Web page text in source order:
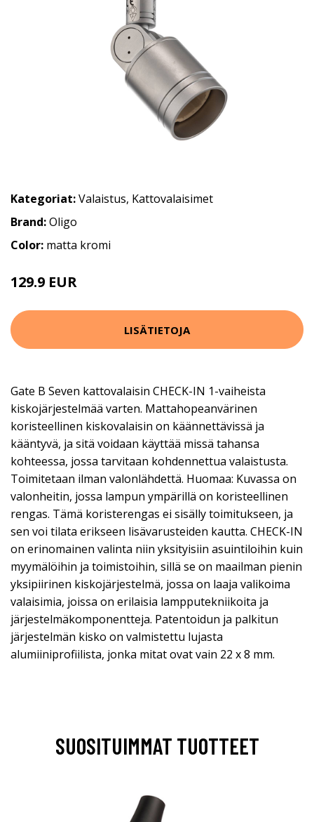
Kategoriat:Valaistus, Kattovalaisimet
Brand:Oligo
Color: matta kromi
129.9 EUR
LISÄTIETOJA
Gate B Seven kattovalaisin CHECK-IN 1-vaiheista
kiskojärjestelmää varten. Mattahopeanvärinen
koristeellinen kiskovalaisin on käännettävissä ja
kääntyvä, ja sitä voidaan käyttää missä tahansa
kohteessa, jossa tarvitaan kohdennettua valaistusta.
Toimitetaan ilman valonlähdettä. Huomaa: Kuvassa on
valonheitin, jossa lampun ympärillä on koristeellinen
rengas. Tämä koristerengas ei sisälly toimitukseen, ja
sen voi tilata erikseen lisävarusteiden kautta. CHECK-IN
on erinomainen valinta niin yksityisiin asuintiloihin kuin
myymälöihin ja toimistoihin, sillä se on maailman pienin
yksipiirinen kiskojärjestelmä, jossa on laaja valikoima
valaisimia, joissa on erilaisia lampputekniikoita ja
järjestelmäkomponentteja. Patentoidun ja palkitun
järjestelmän kisko on valmistettu lujasta
alumiiniprofiilista, jonka mitat ovat vain 22 x 8 mm.
SUOSITUIMMAT TUOTTEET